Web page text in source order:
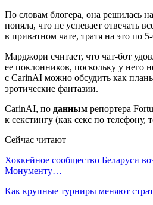
По словам блогера, она решилась
поняла, что не успевает отвечать
в приватном чате, тратя на это по
Марджори считает, что чат-бот
ее поклонников, поскольку у него
с CarinAI можно обсудить как
эротические фантазии.
CarinAI, по данным репортера
к секстингу (как секс по телефону,
Сейчас читают
Хоккейное сообщество Беларуси
Монументу…
Как крупные турниры меняют